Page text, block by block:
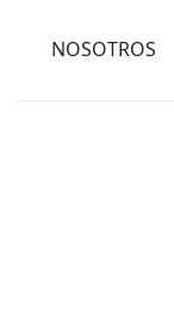
NOSOTROS